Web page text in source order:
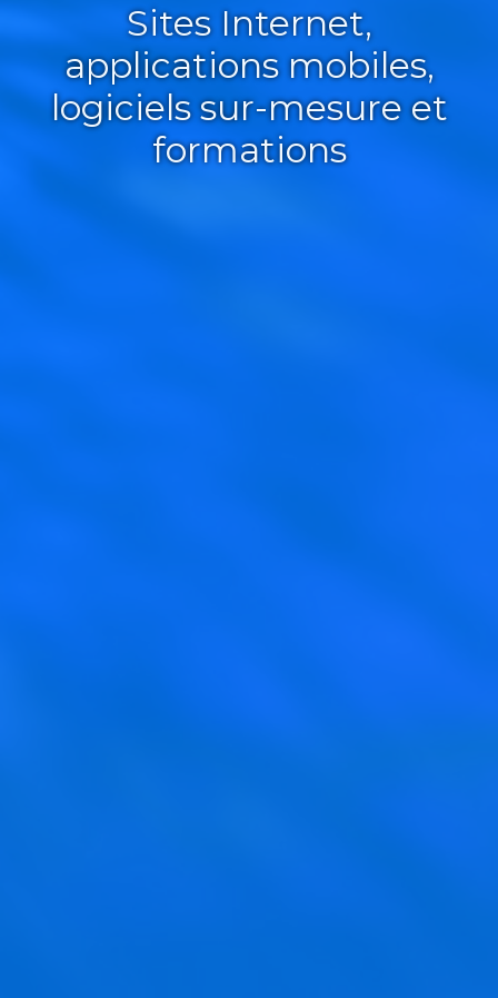
Sites Internet,
applications mobiles,
logiciels sur-mesure et
formations